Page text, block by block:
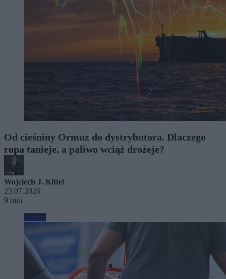
Od cieśniny Ormuz do dystrybutora. Dlaczego
ropa tanieje, a paliwo wciąż drożeje?
Wojciech J. Kittel
23.07.2026
9 min
Biznes